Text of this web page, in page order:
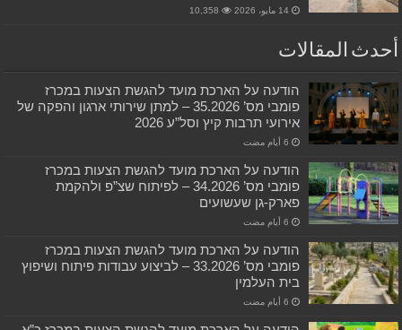
14 مايو، 2026 10,358
أحدث المقالات
הודעה על הארכת מועד להגשת הצעות במכרז
פומבי מס’ 35.2026 – למתן שירותי ארגון והפקה של
אירועי תרבות קיץ וסל”ע 2026
הודעה על הארכת מועד להגשת הצעות במכרז
פומבי מס’ 34.2026 – לפיתוח שצ”פ ולהקמת
פארק-גן שעשועים
הודעה על הארכת מועד להגשת הצעות במכרז
פומבי מס’ 33.2026 – לביצוע עבודות פיתוח ושיפוץ
בית העלמין